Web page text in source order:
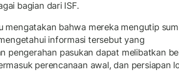
bagian dari ISF.
mengatakan bahwa mereka mengutip
informasi tersebut yang
pengerahan pasukan dapat melibatkan
perencanaan awal, dan persiapan